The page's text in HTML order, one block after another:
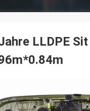
LLDPE